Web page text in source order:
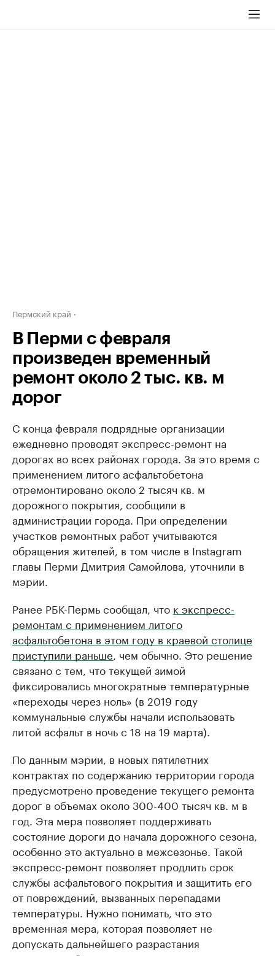
Пермский край
В Перми с февраля
произведен временный
ремонт около 2 тыс. кв. м
дорог
С конца февраля подрядные организации
ежедневно проводят экспресс-ремонт на
дорогах во всех районах города. За это время с
применением литого асфальтобетона
отремонтировано около 2 тысяч кв. м
дорожного покрытия, сообщили в
администрации города. При определении
участков ремонтных работ учитываются
обращения жителей, в том числе в Instagram
главы Перми Дмитрия Самойлова, уточнили в
мэрии.
Ранее РБК-Пермь сообщал, что к экспресс-
ремонтам с применением литого
асфальтобетона в этом году в краевой столице
приступили раньше , чем обычно. Это решение
связано с тем, что текущей зимой
фиксировались многократные температурные
«переходы через ноль» (в 2019 году
коммунальные службы начали использовать
литой асфальт в ночь с 18 на 19 марта).
По данным мэрии, в новых пятилетних
контрактах по содержанию территории города
предусмотрено проведение текущего ремонта
дорог в объемах около 300-400 тысяч кв. м в
год. Эта мера позволяет поддерживать
состояние дороги до начала дорожного сезона,
особенно это актуально в межсезонье. Такой
экспресс-ремонт позволяет продлить срок
службы асфальтового покрытия и защитить его
от повреждений, вызванных перепадами
температуры. Нужно понимать, что это
временная мера, которая позволяет не
допускать дальнейшего разрастания